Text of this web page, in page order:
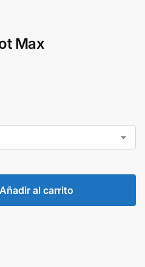
Max
Añadir al carrito